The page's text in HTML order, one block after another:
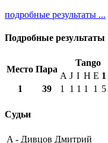
подробные результаты ...
Подробные результаты
Место Пара
Tango
A J I H E 1
1
39 1 1 1 1 1 5
Судьи
A - Дивцов Дмитрий